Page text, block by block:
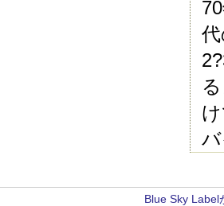
Blue Sky Label